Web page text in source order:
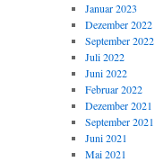
Januar 2023
Dezember 2022
September 2022
Juli 2022
Juni 2022
Februar 2022
Dezember 2021
September 2021
Juni 2021
Mai 2021